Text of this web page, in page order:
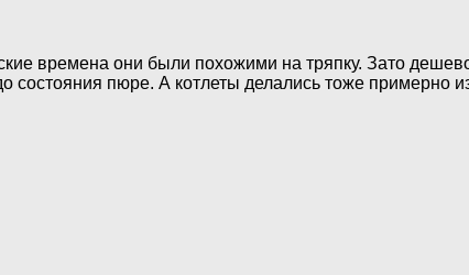
времена они были похожими на тряпку. Зато
пюре. А котлеты делались тоже примерно